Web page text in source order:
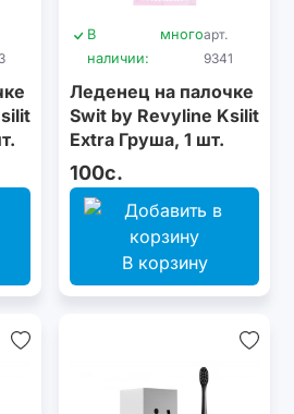
В
наличии:
многоарт.
9341
Леденец на палочке
Swit by Revyline Ksilit
Extra Груша, 1 шт.
100с.
В корзину